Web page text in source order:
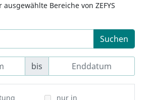
Bereiche von ZEFYS
Suchen
bis
nur in